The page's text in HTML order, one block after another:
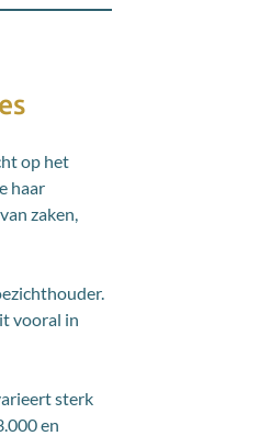
op het
haar
zaken,
vooral in
sterk
en